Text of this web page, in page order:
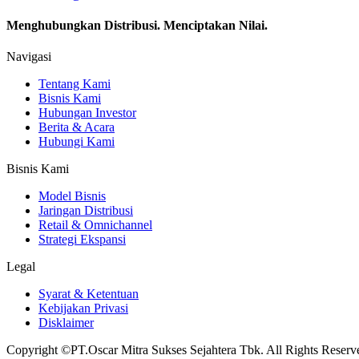
Menghubungkan Distribusi. Menciptakan Nilai.
Navigasi
Tentang Kami
Bisnis Kami
Hubungan Investor
Berita & Acara
Hubungi Kami
Bisnis Kami
Model Bisnis
Jaringan Distribusi
Retail & Omnichannel
Strategi Ekspansi
Legal
Syarat & Ketentuan
Kebijakan Privasi
Disklaimer
Copyright ©PT.Oscar Mitra Sukses Sejahtera Tbk. All Rights